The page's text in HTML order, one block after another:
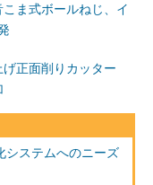
ま式ボールねじ、イ
正面削りカッター
システムへのニーズ